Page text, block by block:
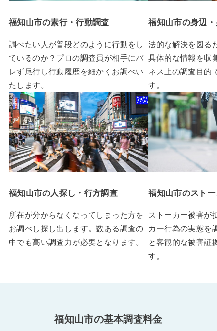
福知山市の素行・行動調査
調べたい人が普段どのように行動をし
ているのか？プロの調査員が相手にバ
レず尾行し行動履歴を細かくお調べい
たします。
福知山市の身辺
法的な解決を図る
具体的な情報を収
ネス上の調査目的
す。
福知山市の人探し・行方調査
所在が分からなくなってしまった方を
お調べし探し出します。数ある調査の
中でも高い調査力が必要となります。
福知山市のスト
ストーカー被害が
カー行為の実態を
と客観的な被害証
す。
福知山市の基本調査料金